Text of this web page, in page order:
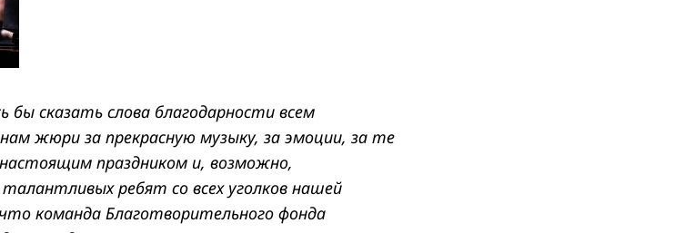
бы сказать слова благодарности всем
жюри за прекрасную музыку, за эмоции, за те
праздником и, возможно,
ребят со всех уголков нашей
команда Благотворительного фонда